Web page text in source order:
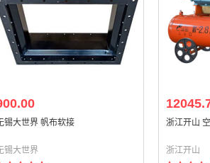
锡大世界 帆布软接
锡大世界
浙江开山
浙江开山